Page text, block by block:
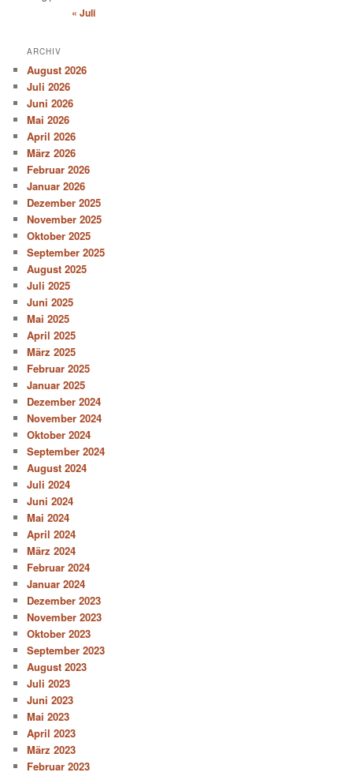
« Juli
ARCHIV
August 2026
Juli 2026
Juni 2026
Mai 2026
April 2026
März 2026
Februar 2026
Januar 2026
Dezember 2025
November 2025
Oktober 2025
September 2025
August 2025
Juli 2025
Juni 2025
Mai 2025
April 2025
März 2025
Februar 2025
Januar 2025
Dezember 2024
November 2024
Oktober 2024
September 2024
August 2024
Juli 2024
Juni 2024
Mai 2024
April 2024
März 2024
Februar 2024
Januar 2024
Dezember 2023
November 2023
Oktober 2023
September 2023
August 2023
Juli 2023
Juni 2023
Mai 2023
April 2023
März 2023
Februar 2023